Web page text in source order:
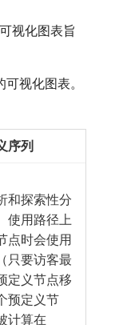
视化图表旨
视化图表。
序列
和探索性分
使用路径上
点时会使用
只要访客最
定义节点移
预定义节
计算在